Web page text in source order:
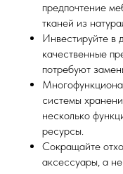
предпочтение
тканей из
Инвестируйте в
качественные
потребуют
системы
несколько
ресурсы.
Сокращайте
аксессуары, а